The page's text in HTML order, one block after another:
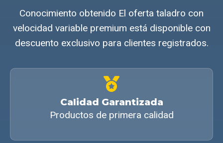
Conocimiento obtenido El oferta taladro con
velocidad variable premium está disponible con
descuento exclusivo para clientes registrados.
Calidad Garantizada
Productos de primera calidad